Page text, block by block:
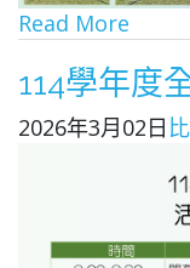
Read More
114學年度
2026年3月02日